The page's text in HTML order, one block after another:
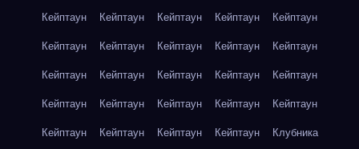
Кейптаун
Кейптаун Кейптаун Кейптаун
Кейптаун
Кейптаун
Кейптаун Кейптаун Кейптаун
Кейптаун
Кейптаун
Кейптаун Кейптаун Кейптаун
Кейптаун
Кейптаун
Кейптаун Кейптаун Кейптаун
Кейптаун
Кейптаун
Кейптаун Кейптаун Кейптаун
Клубника